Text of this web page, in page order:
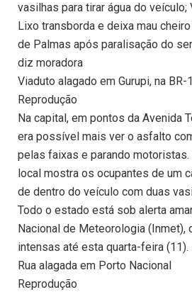
vasilhas para tirar água do veículo;
Lixo transborda e deixa mau
de Palmas após paralisação do
diz moradora
Viaduto alagado em Gurupi, na BR-
Reprodução
Na capital, em pontos da Avenida
era possível mais ver o asfalto
pelas faixas e parando
local mostra os ocupantes de um
de dentro do veículo com duas
Todo o estado está sob alerta
Nacional de Meteorologia (Inmet),
intensas até esta quarta-feira (11).
Rua alagada em Porto Nacional
Reprodução